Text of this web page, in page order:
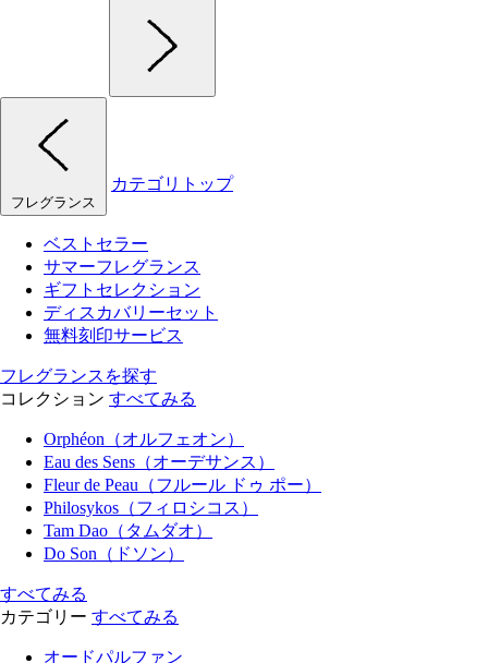
フレグランス
カテゴリトップ
ベストセラー
サマーフレグランス
ギフトセレクション
ディスカバリーセット
無料刻印サービス
フレグランスを探す
コレクション すべてみる
Orphéon（オルフェオン）
Eau des Sens（オーデサンス）
Fleur de Peau（フルール ドゥ ポー）
Philosykos（フィロシコス）
Tam Dao（タムダオ）
Do Son（ドソン）
すべてみる
カテゴリー すべてみる
オードパルファン